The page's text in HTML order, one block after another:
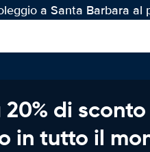
a Santa Barbara al
20% di
in tutto il